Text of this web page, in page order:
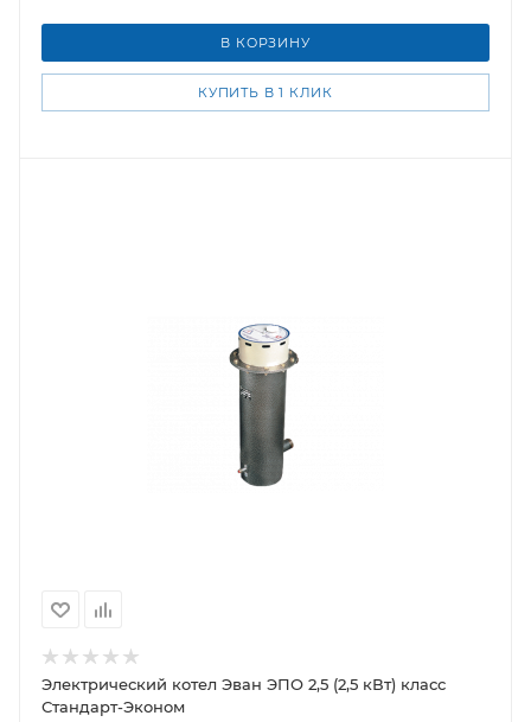
В КОРЗИНУ
КУПИТЬ В 1 КЛИК
Электрический котел Эван ЭПО 2,5 (2,5 кВт) класс
Стандарт-Эконом